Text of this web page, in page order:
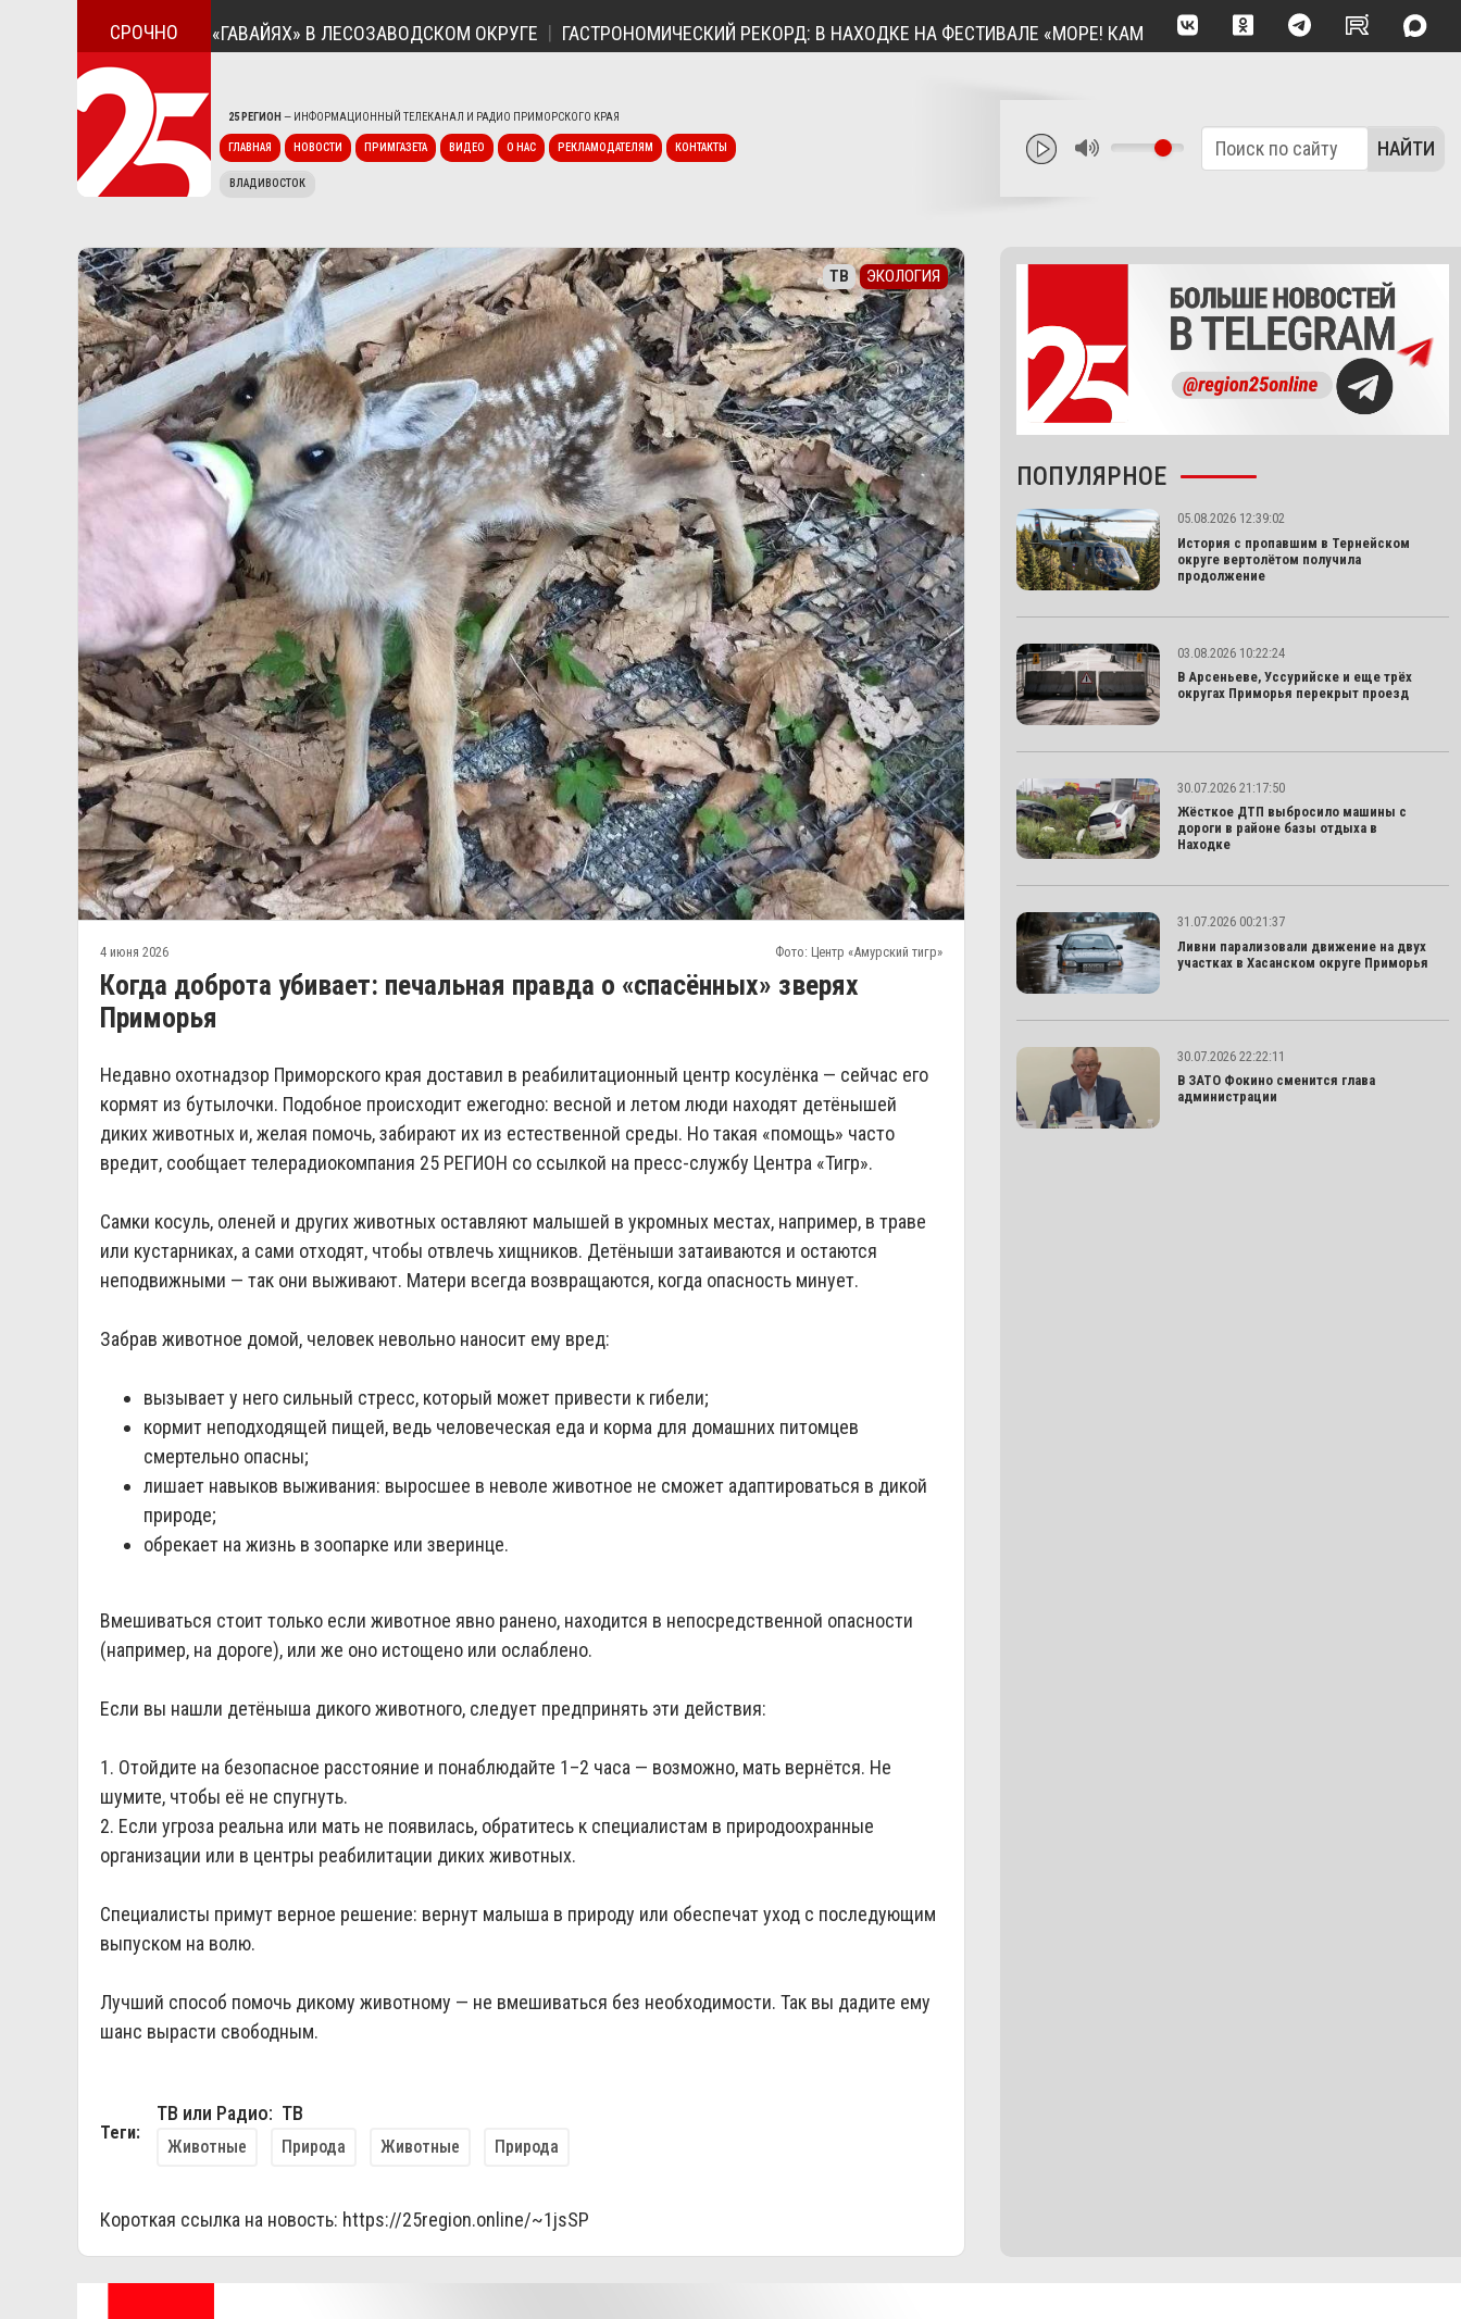
25 РЕГИОН — ИНФОРМАЦИОННЫЙ ТЕЛЕКАНАЛ И РАДИО ПРИМОРСКОГО КРАЯ
ГЛАВНАЯ НОВОСТИ ПРИМГАЗЕТА ВИДЕО О НАС РЕКЛАМОДАТЕЛЯМ КОНТАКТЫ
ВЛАДИВОСТОК
СРОЧНО
ЗАТОПИЛО НА «ГАВАЙЯХ» В ЛЕСОЗАВОДСКОМ ОКРУГЕ ГАСТРОНОМИЧЕСКИЙ РЕКОРД: В НАХОДКЕ НА ФЕСТИВАЛЕ «МОРЕ! КАМБАЛА!» ПРИГОТОВЯТ БЛЮДО В 100-
НАЙТИ
ТВ ЭКОЛОГИЯ
4 июня 2026 Фото: Центр «Амурский тигр»
Когда доброта убивает: печальная правда о «спасённых» зверях
Приморья
Недавно охотнадзор Приморского края доставил в реабилитационный центр косулёнка — сейчас его
кормят из бутылочки. Подобное происходит ежегодно: весной и летом люди находят детёнышей
диких животных и, желая помочь, забирают их из естественной среды. Но такая «помощь» часто
вредит, сообщает телерадиокомпания 25 РЕГИОН со ссылкой на пресс-службу Центра «Тигр».
Самки косуль, оленей и других животных оставляют малышей в укромных местах, например, в траве
или кустарниках, а сами отходят, чтобы отвлечь хищников. Детёныши затаиваются и остаются
неподвижными — так они выживают. Матери всегда возвращаются, когда опасность минует.
Забрав животное домой, человек невольно наносит ему вред:
вызывает у него сильный стресс, который может привести к гибели;
кормит неподходящей пищей, ведь человеческая еда и корма для домашних питомцев
смертельно опасны;
лишает навыков выживания: выросшее в неволе животное не сможет адаптироваться в дикой
природе;
обрекает на жизнь в зоопарке или зверинце.
Вмешиваться стоит только если животное явно ранено, находится в непосредственной опасности
(например, на дороге), или же оно истощено или ослаблено.
Если вы нашли детёныша дикого животного, следует предпринять эти действия:
1. Отойдите на безопасное расстояние и понаблюдайте 1–2 часа — возможно, мать вернётся. Не
шумите, чтобы её не спугнуть.
2. Если угроза реальна или мать не появилась, обратитесь к специалистам в природоохранные
организации или в центры реабилитации диких животных.
Специалисты примут верное решение: вернут малыша в природу или обеспечат уход с последующим
выпуском на волю.
Лучший способ помочь дикому животному — не вмешиваться без необходимости. Так вы дадите ему
шанс вырасти свободным.
Теги:
ТВ или Радио: ТВ
Животные Природа Животные Природа
Короткая ссылка на новость: https://25region.online/~1jsSP
ПОПУЛЯРНОЕ
05.08.2026 12:39:02
История с пропавшим в Тернейском
округе вертолётом получила
продолжение
03.08.2026 10:22:24
В Арсеньеве, Уссурийске и еще трёх
округах Приморья перекрыт проезд
30.07.2026 21:17:50
Жёсткое ДТП выбросило машины с
дороги в районе базы отдыха в
Находке
31.07.2026 00:21:37
Ливни парализовали движение на двух
участках в Хасанском округе Приморья
30.07.2026 22:22:11
В ЗАТО Фокино сменится глава
администрации